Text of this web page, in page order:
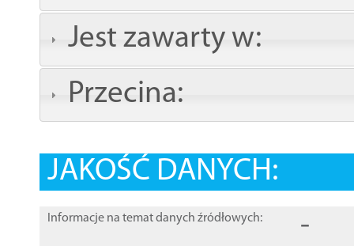
Jest zawarty w:
Przecina:
JAKOŚĆ DANYCH:
Informacje na temat danych źródłowych: -